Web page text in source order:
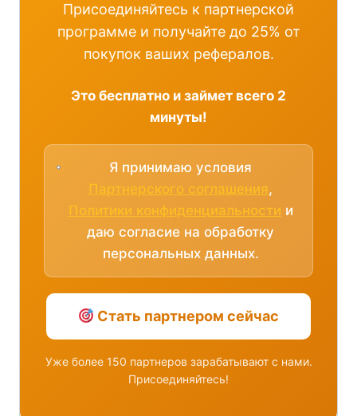
Присоединяйтесь к партнерской
программе и получайте до 25% от
покупок ваших рефералов.
Это бесплатно и займет всего 2
минуты!
Я принимаю условия
Партнерского соглашения,
Политики конфиденциальности и
даю согласие на обработку
персональных данных.
Стать партнером сейчас
Уже более 150 партнеров зарабатывают с нами.
Присоединяйтесь!